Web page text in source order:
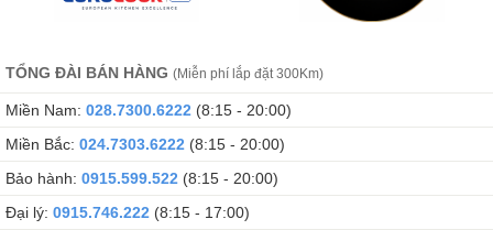
TỔNG ĐÀI BÁN HÀNG (Miễn phí lắp đặt 300Km)
Miền Nam: 028.7300.6222 (8:15 - 20:00)
Miền Bắc: 024.7303.6222 (8:15 - 20:00)
Bảo hành: 0915.599.522 (8:15 - 20:00)
Đại lý: 0915.746.222 (8:15 - 17:00)